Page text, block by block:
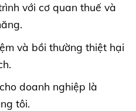
với cơ quan thuế và
và bồi thường thiệt hại
doanh nghiệp là
tôi.